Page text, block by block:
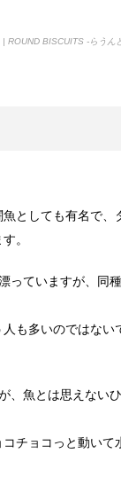
誰しもあるはずです
。その産卵時期
たメダカですが、今
に解消する方法
きて、体が重くなっ
ROUND BISCUITS -らうん
としても有名で
。
っていますが、同
も多いのではな
、魚とは思えない
チョコっと動いて